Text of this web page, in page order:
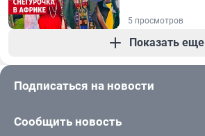
5 просмотров
Показать еще
Подписаться на новости
Сообщить новость